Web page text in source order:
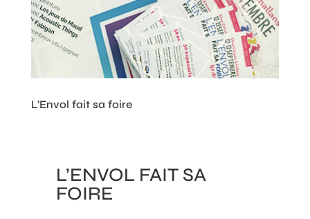
L’Envol fait sa foire
L’ENVOL FAIT SA
FOIRE